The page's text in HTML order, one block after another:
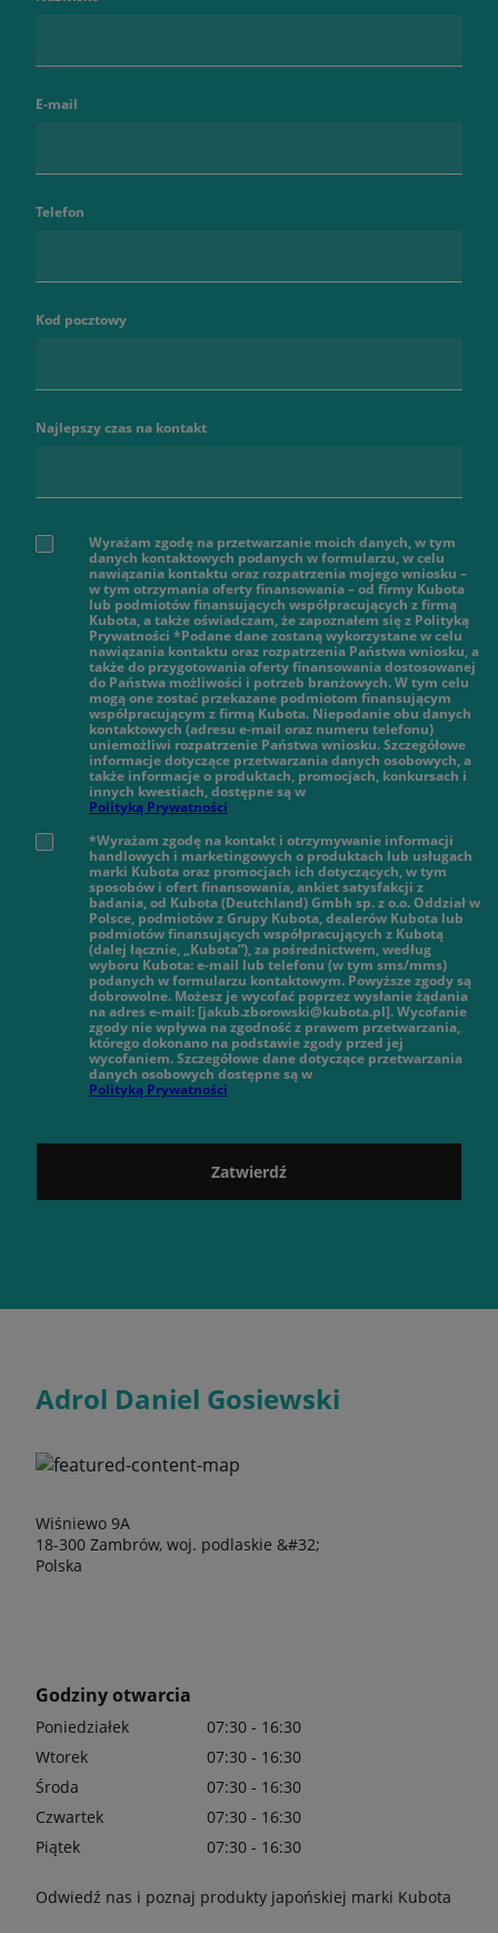
E-mail
Telefon
Kod pocztowy
Najlepszy czas na kontakt
Wyrażam zgodę na przetwarzanie moich danych, w tym
danych kontaktowych podanych w formularzu, w celu
nawiązania kontaktu oraz rozpatrzenia mojego wniosku –
w tym otrzymania oferty finansowania – od firmy Kubota
lub podmiotów finansujących współpracujących z firmą
Kubota, a także oświadczam, że zapoznałem się z Polityką
Prywatności *Podane dane zostaną wykorzystane w celu
nawiązania kontaktu oraz rozpatrzenia Państwa wniosku, a
także do przygotowania oferty finansowania dostosowanej
do Państwa możliwości i potrzeb branżowych. W tym celu
mogą one zostać przekazane podmiotom finansującym
współpracującym z firmą Kubota. Niepodanie obu danych
kontaktowych (adresu e-mail oraz numeru telefonu)
uniemożliwi rozpatrzenie Państwa wniosku. Szczegółowe
informacje dotyczące przetwarzania danych osobowych, a
także informacje o produktach, promocjach, konkursach i
innych kwestiach, dostępne są w
Polityką Prywatności
*Wyrażam zgodę na kontakt i otrzymywanie informacji
handlowych i marketingowych o produktach lub usługach
marki Kubota oraz promocjach ich dotyczących, w tym
sposobów i ofert finansowania, ankiet satysfakcji z
badania, od Kubota (Deutchland) Gmbh sp. z o.o. Oddział w
Polsce, podmiotów z Grupy Kubota, dealerów Kubota lub
podmiotów finansujących współpracujących z Kubotą
(dalej łącznie, „Kubota”), za pośrednictwem, według
wyboru Kubota: e-mail lub telefonu (w tym sms/mms)
podanych w formularzu kontaktowym. Powyższe zgody są
dobrowolne. Możesz je wycofać poprzez wysłanie żądania
na adres e-mail: [jakub.zborowski@kubota.pl]. Wycofanie
zgody nie wpływa na zgodność z prawem przetwarzania,
którego dokonano na podstawie zgody przed jej
wycofaniem. Szczegółowe dane dotyczące przetwarzania
danych osobowych dostępne są w
Polityką Prywatności
Zatwierdź
Adrol Daniel Gosiewski
Wiśniewo 9A
18-300 Zambrów, woj. podlaskie &#32;
Polska
Godziny otwarcia
Poniedziałek
07:30 - 16:30
Wtorek
07:30 - 16:30
Środa
07:30 - 16:30
Czwartek
07:30 - 16:30
Piątek
07:30 - 16:30
Odwiedź nas i poznaj produkty japońskiej marki Kubota